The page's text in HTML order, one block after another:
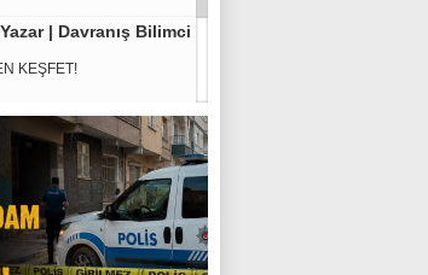
| Davranış Bilimci
KEŞFET!
KARŞI DEVLET DESTEĞİ